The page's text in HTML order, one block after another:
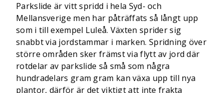
Parkslide är vitt spridd i hela Syd- och
Mellansverige men har påträffats så långt upp
som i till exempel Luleå. Växten sprider sig
snabbt via jordstammar i marken. Spridning över
större områden sker främst via flytt av jord där
rotdelar av parkslide så små som några
hundradelars gram gram kan växa upp till nya
plantor, därför är det viktigt att inte frakta